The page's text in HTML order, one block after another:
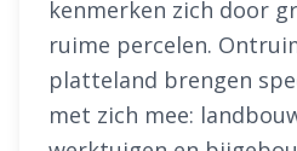
kenmerken zich door
ruime percelen.
platteland brengen
met zich mee: